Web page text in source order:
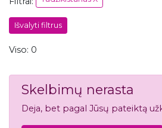
Išvalyti filtrus
Viso: 0
Skelbimų nerasta
Deja, bet pagal Jūsų pateiktą